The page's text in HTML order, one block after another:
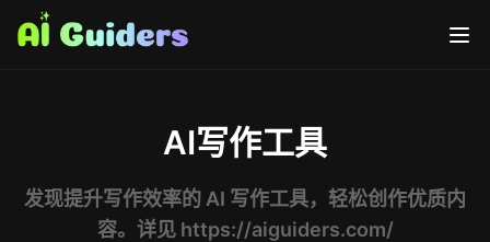
AI写作工具
发现提升写作效率的 AI 写作工具，轻松创作优质内
容。详见 https://aiguiders.com/